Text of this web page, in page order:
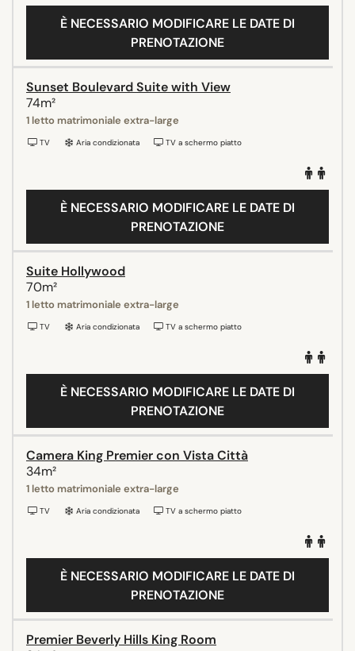
È NECESSARIO MODIFICARE LE DATE DI
PRENOTAZIONE
Sunset Boulevard Suite with View
74m²
1 letto matrimoniale extra-large
TV Aria condizionata TV a schermo piatto
È NECESSARIO MODIFICARE LE DATE DI
PRENOTAZIONE
Suite Hollywood
70m²
1 letto matrimoniale extra-large
TV Aria condizionata TV a schermo piatto
È NECESSARIO MODIFICARE LE DATE DI
PRENOTAZIONE
Camera King Premier con Vista Città
34m²
1 letto matrimoniale extra-large
TV Aria condizionata TV a schermo piatto
È NECESSARIO MODIFICARE LE DATE DI
PRENOTAZIONE
Premier Beverly Hills King Room